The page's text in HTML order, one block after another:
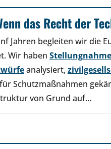
das Recht der
Jahren begleiten wir die
Wir haben
analysiert,
Schutzmaßnahmen
von Grund auf…